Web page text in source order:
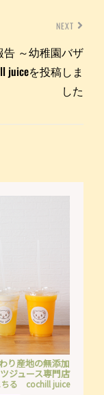
NEXT
告 ～幼稚園バザ
を投稿しま
した
り産地の無添加
ジュース専門店
ちる cochill juice